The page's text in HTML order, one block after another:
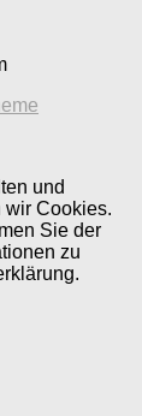
und
wir Cookies.
Sie der
zu